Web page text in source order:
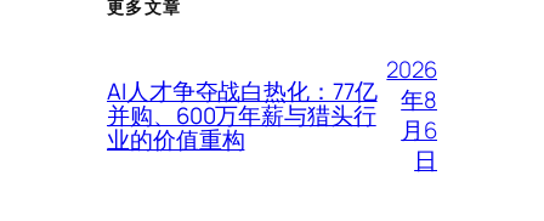
更多文章
AI人才争夺战白热化：77亿
并购、600万年薪与猎头行
业的价值重构
2026
年8
月6
日